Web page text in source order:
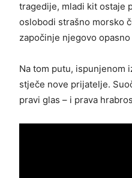
tragedije, mladi kit ostaje
oslobodi strašno morsko
započinje njegovo
Na tom putu, ispunjenom
stječe nove prijatelje.
pravi glas – i prava